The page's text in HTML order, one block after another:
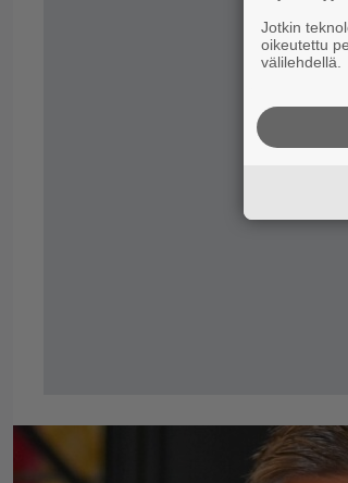
Jotkin
oikeutettu
välilehdellä.